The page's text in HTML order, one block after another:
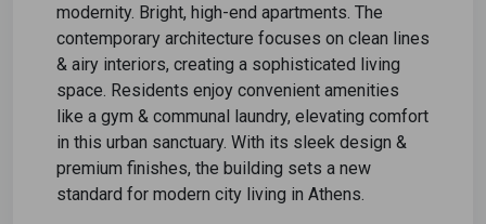
modernity. Bright, high-end apartments. The
contemporary architecture focuses on clean lines
& airy interiors, creating a sophisticated living
space. Residents enjoy convenient amenities
like a gym & communal laundry, elevating comfort
in this urban sanctuary. With its sleek design &
premium finishes, the building sets a new
standard for modern city living in Athens.